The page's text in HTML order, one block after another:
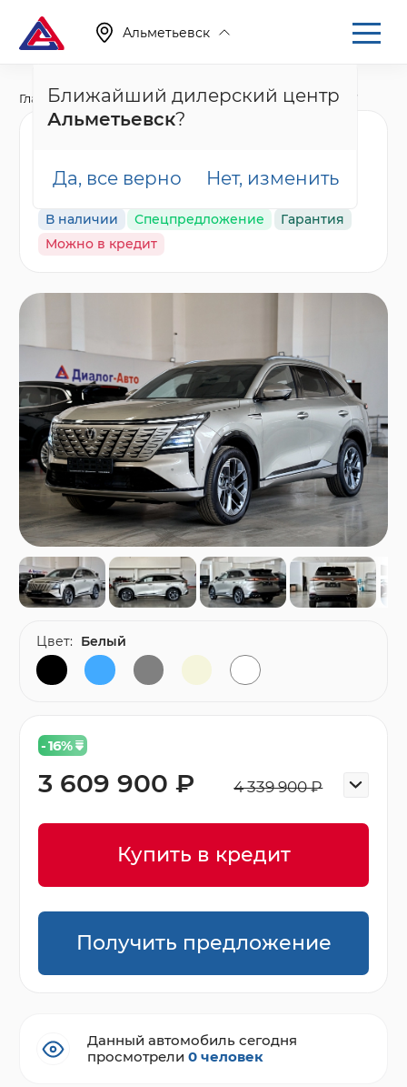
Альметьевск
Ближайший дилерский центр
Альметьевск?
Да, все верно Нет, изменить
Главная Каталог Новые автомобили CS75 Plus, IV
Техно, белый
В наличии Спецпредложение
Гарантия
Можно в кредит
- 16%
4 339 900 ₽
3 609 900 ₽
Купить в кредит
Получить предложение
Цвет: Белый
Данный автомобиль сегодня
просмотрели0 человек